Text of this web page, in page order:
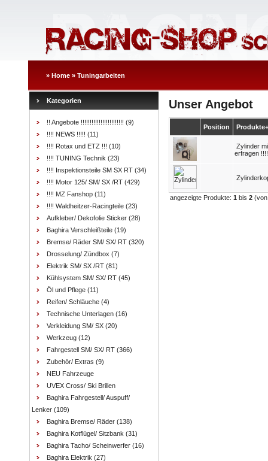
» Home » Tuningarbeiten
Kategorien
!! Angebote !!!!!!!!!!!!!!!!!!!!!!!! (9)
!!!! NEWS !!!!! (11)
!!!! Rotax und ETZ !!! (10)
!!!! TUNING Technik (23)
!!!! Inspektionsteile SM SX RT (34)
!!!! Motor 125/ SM/ SX /RT (429)
!!!! MZ Fanshop (11)
!!!! Waldheitzer-Racingteile (23)
Aufkleber/ Dekofolie Sticker (28)
Baghira Verschleißteile (19)
Bremse/ Räder SM/ SX/ RT (320)
Drosselung/ Zündbox (7)
Elektrik SM/ SX /RT (81)
Kühlsystem SM/ SX/ RT (45)
Öl und Pflege (11)
Reifen/ Schläuche (4)
Technische Unterlagen (16)
Verkleidung SM/ SX (20)
Werkzeug (12)
Fahrgestell SM/ SX/ RT (366)
Zubehör/ Extras (9)
NEU Fahrzeuge
UVEX Cross/ Ski Brillen
Baghira Fahrgestell/ Auspuff/
Lenker (109)
Baghira Bremse/ Räder (138)
Baghira Kotflügel/ Sitzbank (31)
Baghira Tacho/ Scheinwerfer (16)
Baghira Elektrik (27)
Unser Angebot
Position Produkte+
Zylinder
erfragen !!!!
angezeigte Produkte: 1 bis 2